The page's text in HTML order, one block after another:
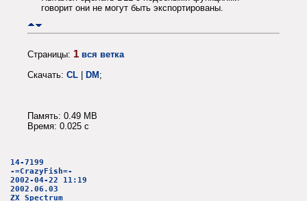
говорит они не могут быть экспортированы.
Страницы: 1 вся ветка
Скачать: CL DM ;
Память: 0.49 MB
Время: 0.025 c
14-7199
-=CrazyFish=-
2002-04-22 11:19
2002.06.03
ZX Spectrum